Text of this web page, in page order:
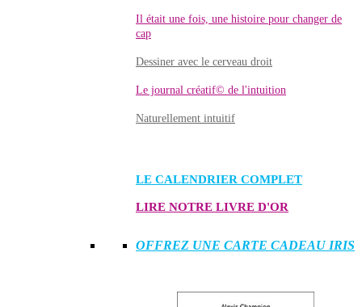
Il était une fois, une histoire pour changer de
cap
Dessiner avec le cerveau droit
Le journal créatif© de l'intuition
Naturellement intuitif
LE CALENDRIER COMPLET
LIRE NOTRE LIVRE D'OR
OFFREZ UNE CARTE CADEAU IRIS